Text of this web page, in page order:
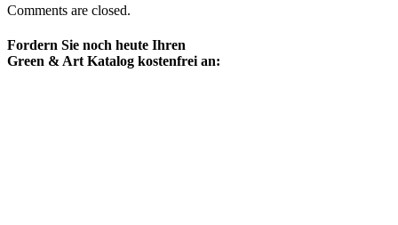
Comments are closed.
Fordern Sie noch heute Ihren
Green & Art Katalog kostenfrei an: